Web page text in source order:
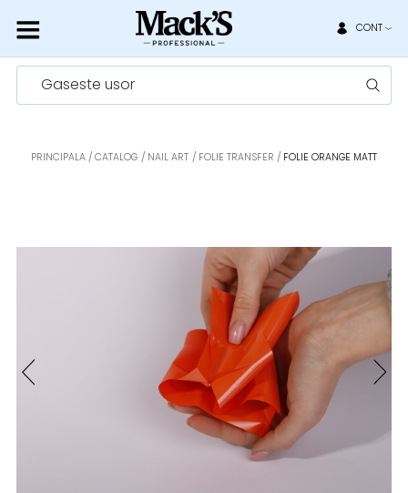
CONT
Gaseste usor
PRINCIPALA CATALOG NAIL ART FOLIE TRANSFER FOLIE ORANGE MATT